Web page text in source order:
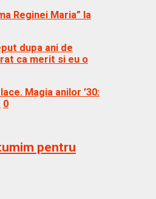
Reginei Maria” la
dupa ani de
ca merit si eu o
Magia anilor ’30:
0
pentru